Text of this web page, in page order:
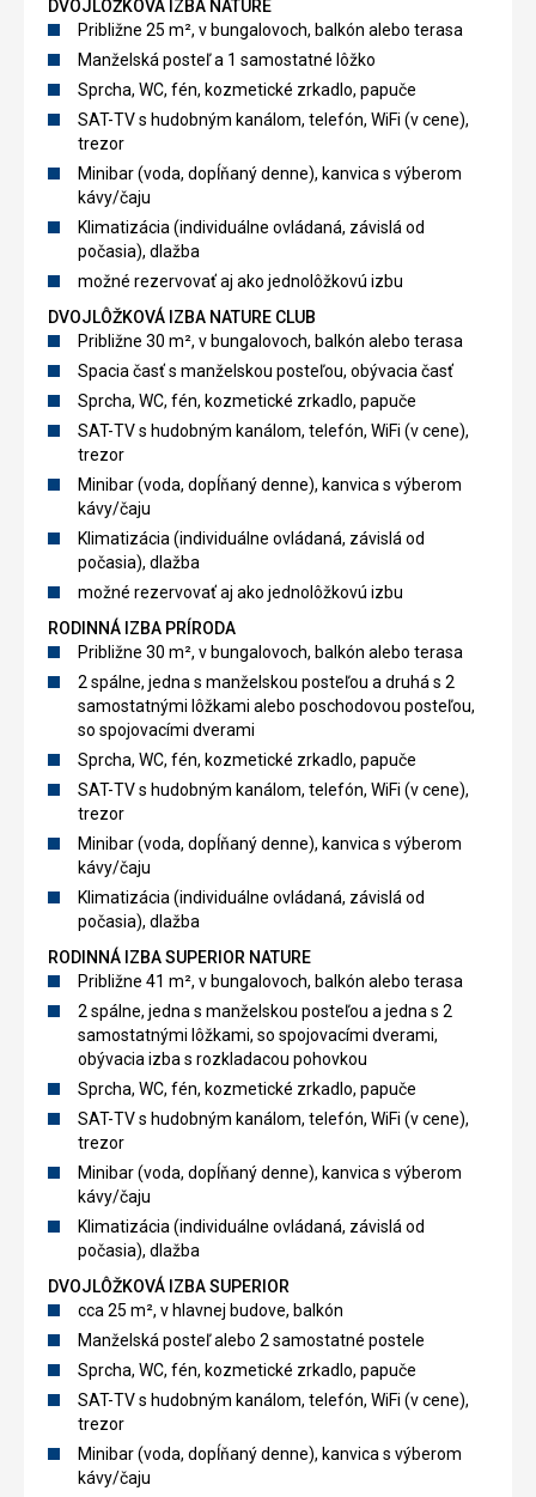
DVOJLÔŽKOVÁ IZBA NATURE
Približne 25 m², v bungalovoch, balkón alebo terasa
Manželská posteľ a 1 samostatné lôžko
Sprcha, WC, fén, kozmetické zrkadlo, papuče
SAT-TV s hudobným kanálom, telefón, WiFi (v cene),
trezor
Minibar (voda, dopĺňaný denne), kanvica s výberom
kávy/čaju
Klimatizácia (individuálne ovládaná, závislá od
počasia), dlažba
možné rezervovať aj ako jednolôžkovú izbu
DVOJLÔŽKOVÁ IZBA NATURE CLUB
Približne 30 m², v bungalovoch, balkón alebo terasa
Spacia časť s manželskou posteľou, obývacia časť
Sprcha, WC, fén, kozmetické zrkadlo, papuče
SAT-TV s hudobným kanálom, telefón, WiFi (v cene),
trezor
Minibar (voda, dopĺňaný denne), kanvica s výberom
kávy/čaju
Klimatizácia (individuálne ovládaná, závislá od
počasia), dlažba
možné rezervovať aj ako jednolôžkovú izbu
RODINNÁ IZBA PRÍRODA
Približne 30 m², v bungalovoch, balkón alebo terasa
2 spálne, jedna s manželskou posteľou a druhá s 2
samostatnými lôžkami alebo poschodovou posteľou,
so spojovacími dverami
Sprcha, WC, fén, kozmetické zrkadlo, papuče
SAT-TV s hudobným kanálom, telefón, WiFi (v cene),
trezor
Minibar (voda, dopĺňaný denne), kanvica s výberom
kávy/čaju
Klimatizácia (individuálne ovládaná, závislá od
počasia), dlažba
RODINNÁ IZBA SUPERIOR NATURE
Približne 41 m², v bungalovoch, balkón alebo terasa
2 spálne, jedna s manželskou posteľou a jedna s 2
samostatnými lôžkami, so spojovacími dverami,
obývacia izba s rozkladacou pohovkou
Sprcha, WC, fén, kozmetické zrkadlo, papuče
SAT-TV s hudobným kanálom, telefón, WiFi (v cene),
trezor
Minibar (voda, dopĺňaný denne), kanvica s výberom
kávy/čaju
Klimatizácia (individuálne ovládaná, závislá od
počasia), dlažba
DVOJLÔŽKOVÁ IZBA SUPERIOR
cca 25 m², v hlavnej budove, balkón
Manželská posteľ alebo 2 samostatné postele
Sprcha, WC, fén, kozmetické zrkadlo, papuče
SAT-TV s hudobným kanálom, telefón, WiFi (v cene),
trezor
Minibar (voda, dopĺňaný denne), kanvica s výberom
kávy/čaju